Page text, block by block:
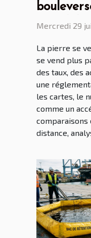
Mercredi 29
La pierre se
se vend plus
des taux, des
une
les cartes, le
comme un
comparaisons
distance,